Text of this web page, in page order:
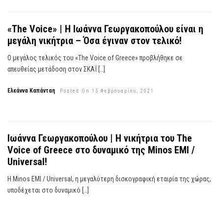
«The Voice» | Η Ιωάννα Γεωργακοπούλου είναι η
μεγάλη νικήτρια – Όσα έγιναν στον τελικό!
Ο μεγάλος τελικός του «The Voice of Greece» προβλήθηκε σε
απευθείας μετάδοση στον ΣΚΑΪ […]
Ελεάννα Καπάνταη Posted On 15 Φεβρουαρίου, 2021
Ιωάννα Γεωργακοπούλου | Η νικήτρια του The
Voice of Greece στο δυναμικό της Minos EMI /
Universal!
Η Minos EMI / Universal, η μεγαλύτερη δισκογραφική εταιρία της χώρας,
υποδέχεται στο δυναμικό […]